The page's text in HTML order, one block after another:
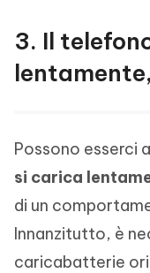
3. Il
Possono esserci
si carica
di un
Innanzitutto, è
caricabatterie